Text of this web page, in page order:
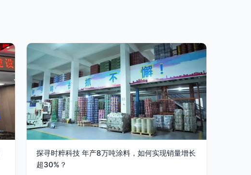
探寻时粹科技 年产8万吨涂料，如何实现销量增长
超30%？